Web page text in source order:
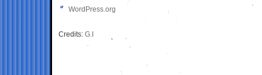
WordPress.org
Credits: G.I